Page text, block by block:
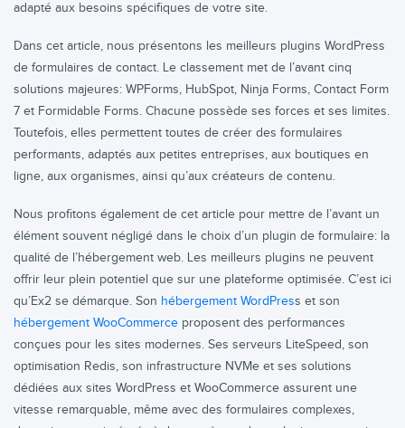
adapté aux besoins spécifiques de votre site.
Dans cet article, nous présentons les meilleurs plugins WordPress
de formulaires de contact. Le classement met de l’avant cinq
solutions majeures: WPForms, HubSpot, Ninja Forms, Contact Form
7 et Formidable Forms. Chacune possède ses forces et ses limites.
Toutefois, elles permettent toutes de créer des formulaires
performants, adaptés aux petites entreprises, aux boutiques en
ligne, aux organismes, ainsi qu’aux créateurs de contenu.
Nous profitons également de cet article pour mettre de l’avant un
élément souvent négligé dans le choix d’un plugin de formulaire: la
qualité de l’hébergement web. Les meilleurs plugins ne peuvent
offrir leur plein potentiel que sur une plateforme optimisée. C’est ici
qu’Ex2 se démarque. Son hébergement WordPress et son
hébergement WooCommerce proposent des performances
conçues pour les sites modernes. Ses serveurs LiteSpeed, son
optimisation Redis, son infrastructure NVMe et ses solutions
dédiées aux sites WordPress et WooCommerce assurent une
vitesse remarquable, même avec des formulaires complexes,